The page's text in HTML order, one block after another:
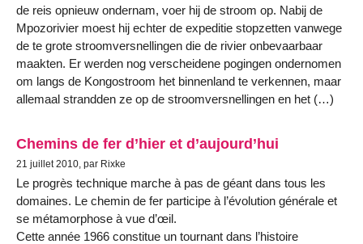
de reis opnieuw ondernam, voer hij de stroom op. Nabij de
Mpozorivier moest hij echter de expeditie stopzetten vanwege
de te grote stroomversnellingen die de rivier onbevaarbaar
maakten. Er werden nog verscheidene pogingen ondernomen
om langs de Kongostroom het binnenland te verkennen, maar
allemaal strandden ze op de stroomversnellingen en het (…)
Chemins de fer d’hier et d’aujourd’hui
21 juillet 2010, par Rixke
Le progrès technique marche à pas de géant dans tous les
domaines. Le chemin de fer participe à l’évolution générale et
se métamorphose à vue d’œil.
Cette année 1966 constitue un tournant dans l’histoire